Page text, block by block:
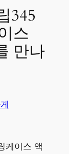
345
스
만나
케이스 액